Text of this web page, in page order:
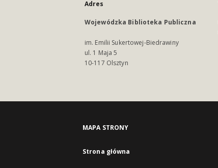
Adres
Wojewódzka Biblioteka Publiczna
im. Emilii Sukertowej-Biedrawiny
ul. 1 Maja 5
10-117 Olsztyn
MAPA STRONY
Strona główna